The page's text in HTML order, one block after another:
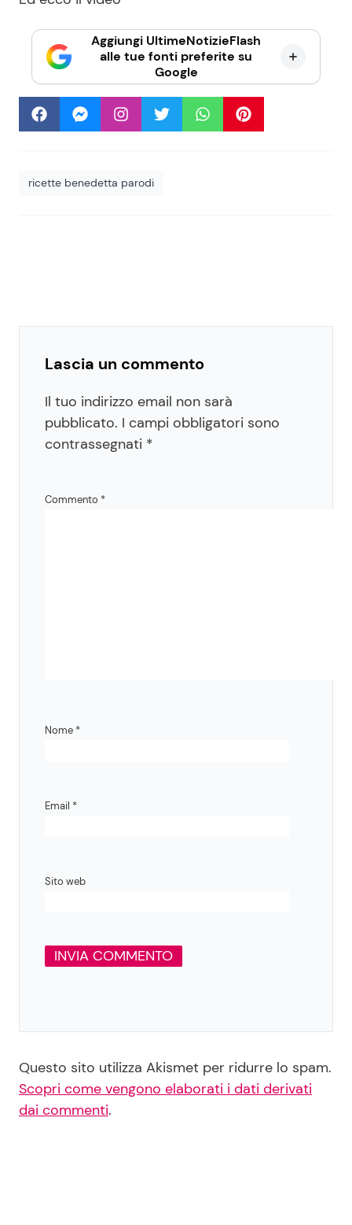
Aggiungi UltimeNotizieFlash
alle tue fonti preferite su
Google
ricette benedetta parodi
Lascia un commento
Il tuo indirizzo email non sarà
pubblicato. I campi obbligatori sono
contrassegnati *
Commento *
Nome *
Email *
Sito web
Questo sito utilizza Akismet per ridurre lo spam.
Scopri come vengono elaborati i dati derivati
dai commenti.